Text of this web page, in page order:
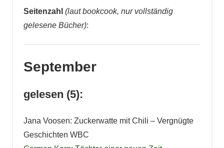
Seitenzahl (laut bookcook, nur vollständig
gelesene Bücher):
September
gelesen (5):
Jana Voosen: Zuckerwatte mit Chili – Vergnügte
Geschichten WBC